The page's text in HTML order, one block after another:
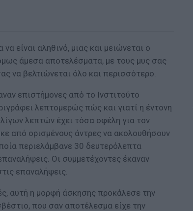
είναι αληθινό, μιας και μειώνεται ο
άμεσα αποτελέσματα, με τους μυς σας
να βελτιώνεται όλο και περισσότερο.
επιστήμονες από το Ινστιτούτο
λεπτομερώς πώς και γιατί η έντονη
λίγων λεπτών έχει τόσα οφέλη για τον
από ορισμένους άντρες να ακολουθήσουν
περιελάμβανε 30 δευτερόλεπτα
Οι συμμετέχοντες έκαναν
επαναλήψεις.
αυτή η μορφή άσκησης προκάλεσε την
που σαν αποτέλεσμα είχε την